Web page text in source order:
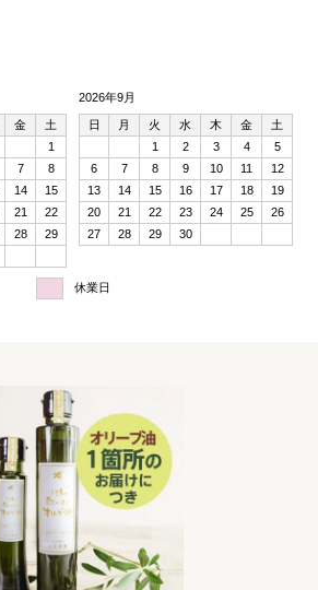
金
土
1
7
8
14
15
21
22
28
29
2026年9月
日 月 火 水 木 金
土
1
2 3 4
5
6
7 8 9 10 11
12
13
14 15 16 17 18
19
20
21 22 23 24 25
26
27
28 29 30
休業日